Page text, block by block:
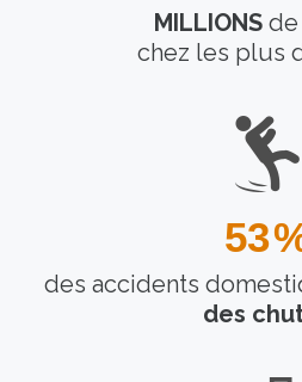
MILLIONS
chez les plus
53
des accidents
des